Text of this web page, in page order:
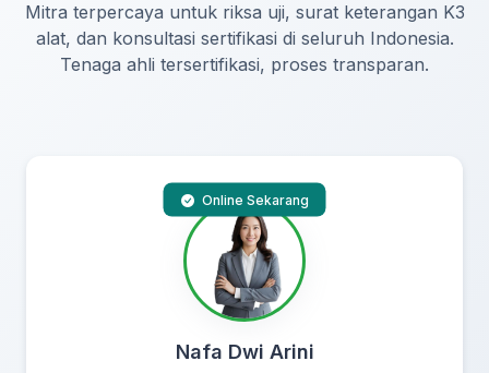
Mitra terpercaya untuk riksa uji, surat keterangan K3
alat, dan konsultasi sertifikasi di seluruh Indonesia.
Tenaga ahli tersertifikasi, proses transparan.
Online Sekarang
Nafa Dwi Arini